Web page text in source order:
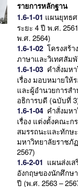
รายการหลักฐาน
1.6-1-01 แผนยุทธ
ระยะ 4 ปี พ.ศ.
พ.ศ. 2564)
1.6-1-02 โครงสร้
ภาษาและวิเทศสัม
1.6-1-03 คำสั่งมห
เรื่อง มอบหมายใ
และผู้อำนวยการส
อธิการบดี (ฉบับที่
1.6-1-04 คำสั่งมห
เรื่อง แต่งตั้งคณะก
สมรรถนะและทักษ
มหาวิทยาลัยราชภั
2567)
1.6-2-01 แผนส่งเ
อังกฤษของนักศึกษ
ปี (พ.ศ. 2563 –